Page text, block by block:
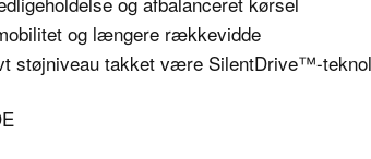
og længere rækkevidde
støjniveau takket være SilentDrive™-